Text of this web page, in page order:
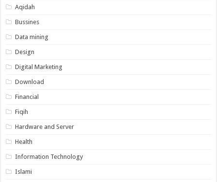
Aqidah
Bussines
Data mining
Design
Digital Marketing
Download
Financial
Fiqih
Hardware and Server
Health
Information Technology
Islami